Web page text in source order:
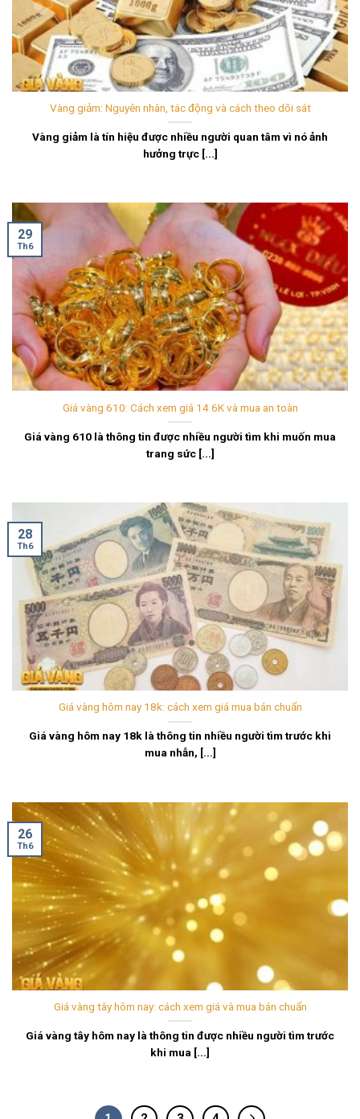
Vàng giảm: Nguyên nhân, tác động và cách theo dõi sát
Vàng giảm là tín hiệu được nhiều người quan tâm vì nó ảnh
hưởng trực [...]
Giá vàng 610: Cách xem giá 14.6K và mua an toàn
Giá vàng 610 là thông tin được nhiều người tìm khi muốn mua
trang sức [...]
29
Th6
Giá vàng hôm nay 18k: cách xem giá mua bán chuẩn
Giá vàng hôm nay 18k là thông tin nhiều người tìm trước khi
mua nhẫn, [...]
28
Th6
Giá vàng tây hôm nay: cách xem giá và mua bán chuẩn
Giá vàng tây hôm nay là thông tin được nhiều người tìm trước
khi mua [...]
26
Th6